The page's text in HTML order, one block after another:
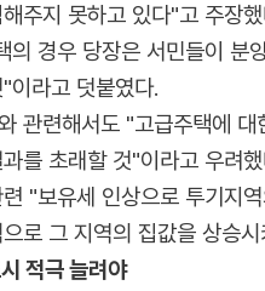
주지 못하고 있다"고 주장
의 경우 당장은 서민들이 분
이라고 덧붙였다.
관련해서도 "고급주택에
를 초래할 것"이라고 우려
"보유세 인상으로 투기지
로 그 지역의 집값을 상승
적극 늘려야